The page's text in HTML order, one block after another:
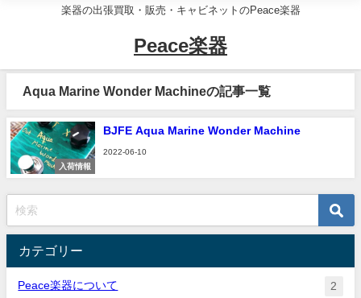
楽器の出張買取・販売・キャビネットのPeace楽器
Peace楽器
Aqua Marine Wonder Machineの記事一覧
入荷情報
BJFE Aqua Marine Wonder Machine
2022-06-10
カテゴリー
Peace楽器について 2